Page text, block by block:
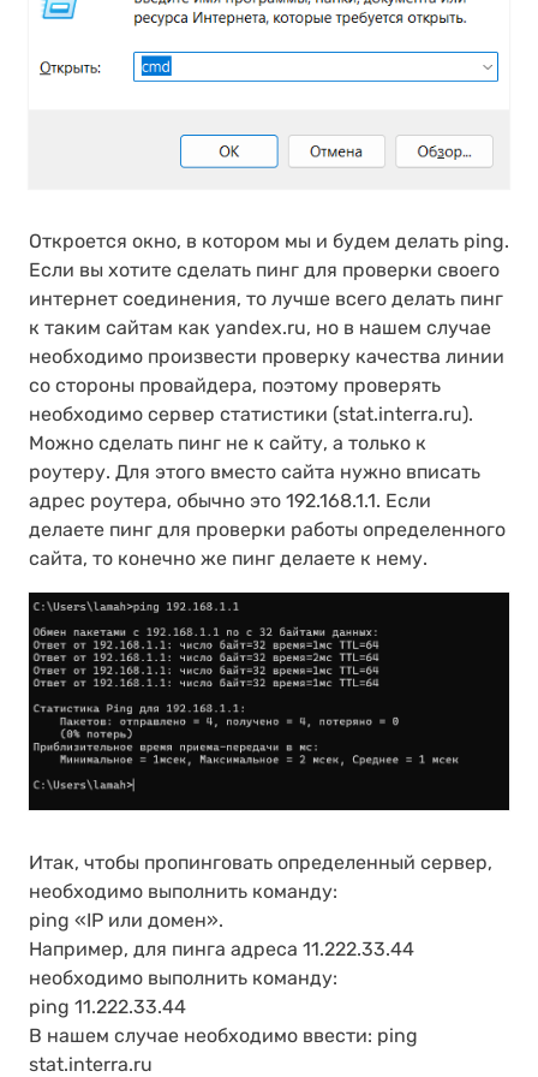
Откроется окно, в котором мы и будем делать ping.
Если вы хотите сделать пинг для проверки своего
интернет соединения, то лучше всего делать пинг
к таким сайтам как yandex.ru, но в нашем случае
необходимо произвести проверку качества линии
со стороны провайдера, поэтому проверять
необходимо сервер статистики (stat.interra.ru).
Можно сделать пинг не к сайту, а только к
роутеру. Для этого вместо сайта нужно вписать
адрес роутера, обычно это 192.168.1.1. Если
делаете пинг для проверки работы определенного
сайта, то конечно же пинг делаете к нему.
Итак, чтобы пропинговать определенный сервер,
необходимо выполнить команду:
ping «IP или домен».
Например, для пинга адреса 11.222.33.44
необходимо выполнить команду:
ping 11.222.33.44
В нашем случае необходимо ввести: ping
stat.interra.ru